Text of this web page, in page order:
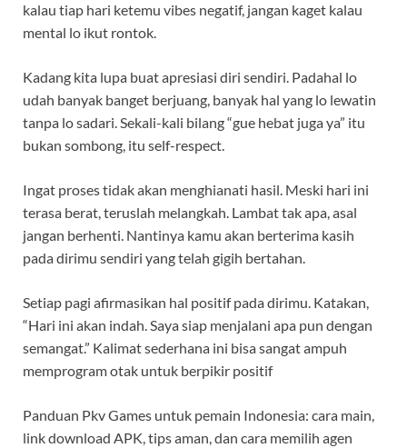
kalau tiap hari ketemu vibes negatif, jangan kaget kalau
mental lo ikut rontok.
Kadang kita lupa buat apresiasi diri sendiri. Padahal lo
udah banyak banget berjuang, banyak hal yang lo lewatin
tanpa lo sadari. Sekali-kali bilang “gue hebat juga ya” itu
bukan sombong, itu self-respect.
Ingat proses tidak akan menghianati hasil. Meski hari ini
terasa berat, teruslah melangkah. Lambat tak apa, asal
jangan berhenti. Nantinya kamu akan berterima kasih
pada dirimu sendiri yang telah gigih bertahan.
Setiap pagi afirmasikan hal positif pada dirimu. Katakan,
“Hari ini akan indah. Saya siap menjalani apa pun dengan
semangat.” Kalimat sederhana ini bisa sangat ampuh
memprogram otak untuk berpikir positif
Panduan Pkv Games untuk pemain Indonesia: cara main,
link download APK, tips aman, dan cara memilih agen